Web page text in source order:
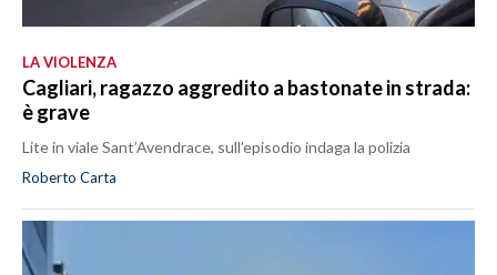
LA VIOLENZA
Cagliari, ragazzo aggredito a bastonate in strada:
è grave
Lite in viale Sant’Avendrace, sull’episodio indaga la polizia
Roberto Carta